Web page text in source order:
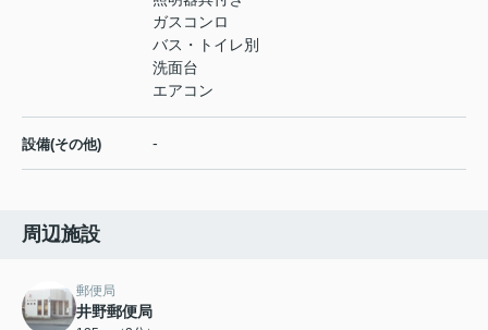
ガスコンロ
バス・トイレ別
洗面台
エアコン
設備(その他) -
周辺施設
郵便局
井野郵便局